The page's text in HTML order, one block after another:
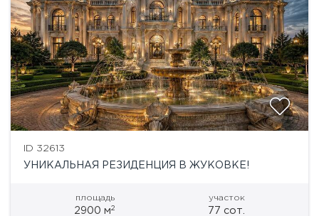
ID 32613
УНИКАЛЬНАЯ РЕЗИДЕНЦИЯ В ЖУКОВКЕ!
площадь
2900 м2
участок
77 сот.